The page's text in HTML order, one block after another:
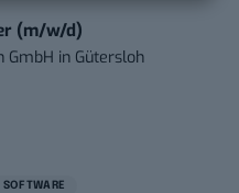
(m/w/d)
GmbH in Gütersloh
SOFTWARE